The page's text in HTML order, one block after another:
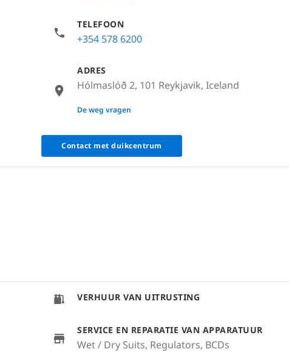
TELEFOON
+354 578 6200
ADRES
Hólmaslóð 2, 101 Reykjavik, Iceland
None
De weg vragen
Contact met duikcentrum
VERHUUR VAN UITRUSTING
SERVICE EN REPARATIE VAN APPARATUUR
Wet / Dry Suits, Regulators, BCDs